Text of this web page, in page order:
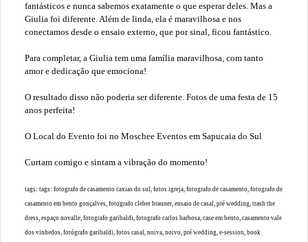
fantásticos e nunca sabemos exatamente o que esperar deles. Mas a
Giulia foi diferente. Além de linda, ela é maravilhosa e nos
conectamos desde o ensaio externo, que por sinal, ficou fantástico.
Para completar, a Giulia tem uma família maravilhosa, com tanto
amor e dedicação que emociona!
O resultado disso não poderia ser diferente. Fotos de uma festa de 15
anos perfeita!
O Local do Evento foi no Moschee Eventos em Sapucaia do Sul
Curtam comigo e sintam a vibração do momento!
tags: tags: fotografo de casamento caxias do sul, fotos igreja, fotografo de casamento, fotografo de
casamento em bento gonçalves, fotografo cleber brauner, ensaio de casal, pré wedding, trash the
dress, espaço novalle, fotografo garibaldi, fotografo carlos barbosa, case em bento, casamento vale
dos vinhedos, fotógrafo garibaldi, fotos casal, noiva, noivo, pré wedding, e-session, book